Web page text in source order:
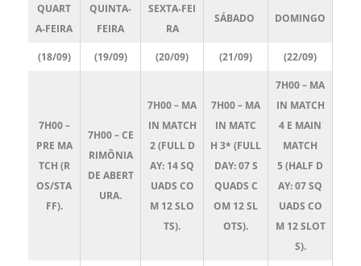
QUART
A-FEIRA
QUINTA-
FEIRA
SEXTA-FEI
RA
SÁBADO DOMINGO
(18/09) (19/09) (20/09) (21/09) (22/09)
7H00 –
PRE MA
TCH (R
OS/STA
FF).
7H00 – CE
RIMÔNIA
DE ABERT
URA.
7H00 – MA
IN MATCH
2(FULL D
AY: 14 SQ
UADS CO
M 12 SLO
TS).
7H00 – MA
IN MATC
H 3* (FULL
DAY: 07 S
QUADS C
OM 12 SL
OTS).
7H00 – MA
IN MATCH
4 E MAIN
MATCH
5(HALF D
AY: 07 SQ
UADS CO
M 12 SLOT
S).